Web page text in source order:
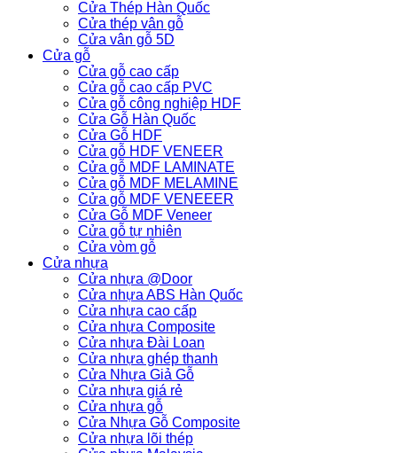
Cửa Thép Hàn Quốc
Cửa thép vân gỗ
Cửa vân gỗ 5D
Cửa gỗ
Cửa gỗ cao cấp
Cửa gỗ cao cấp PVC
Cửa gỗ công nghiệp HDF
Cửa Gỗ Hàn Quốc
Cửa Gỗ HDF
Cửa gỗ HDF VENEER
Cửa gỗ MDF LAMINATE
Cửa gỗ MDF MELAMINE
Cửa gỗ MDF VENEEER
Cửa Gỗ MDF Veneer
Cửa gỗ tự nhiên
Cửa vòm gỗ
Cửa nhựa
Cửa nhựa @Door
Cửa nhựa ABS Hàn Quốc
Cửa nhựa cao cấp
Cửa nhựa Composite
Cửa nhựa Đài Loan
Cửa nhựa ghép thanh
Cửa Nhựa Giả Gỗ
Cửa nhựa giá rẻ
Cửa nhựa gỗ
Cửa Nhựa Gỗ Composite
Cửa nhựa lõi thép